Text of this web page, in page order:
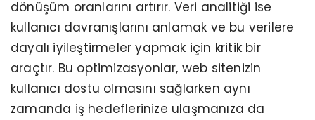
dönüşüm oranlarını artırır. Veri analitiği ise
kullanıcı davranışlarını anlamak ve bu verilere
dayalı iyileştirmeler yapmak için kritik bir
araçtır. Bu optimizasyonlar, web sitenizin
kullanıcı dostu olmasını sağlarken aynı
zamanda iş hedeflerinize ulaşmanıza da